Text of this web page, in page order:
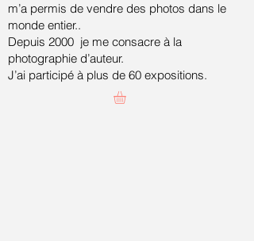
m’a permis de vendre des photos dans le
monde entier..
Depuis 2000 je me consacre à la
photographie d’auteur.
J’ai participé à plus de 60 expositions.